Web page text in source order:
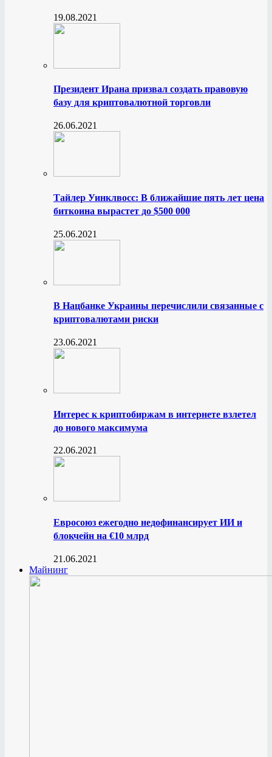
19.08.2021
Президент Ирана призвал создать правовую
базу для криптовалютной торговли
26.06.2021
Тайлер Уинклвосс: В ближайшие пять лет цена
биткоина вырастет до $500 000
25.06.2021
В Нацбанке Украины перечислили связанные с
криптовалютами риски
23.06.2021
Интерес к криптобиржам в интернете взлетел
до нового максимума
22.06.2021
Евросоюз ежегодно недофинансирует ИИ и
блокчейн на €10 млрд
21.06.2021
Майнинг